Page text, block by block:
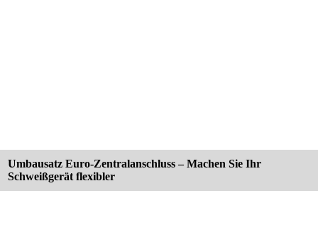
Umbausatz Euro-Zentralanschluss – Machen Sie Ihr
Schweißgerät flexibler